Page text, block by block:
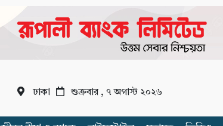
ঢাকা শুক্রবার , ৭ অগাস্ট ২০২৬